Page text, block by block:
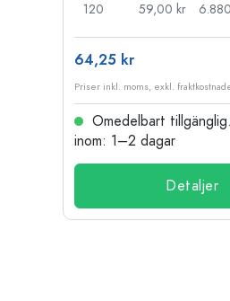
120
59,00 kr
6.880
64,25 kr
Priser inkl. moms, exkl.
Omedelbart tillgänglig.
inom: 1–2 dagar
Detaljer